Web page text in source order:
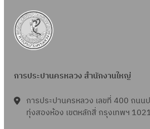
การประปานครหลวง สำนักงานใหญ่
การประปานครหลวง เลขที่ 400 ถนน
ทุ่งสองห้อง เขตหลักสี่ กรุงเทพฯ